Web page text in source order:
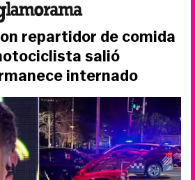
repartidor de comida
salió
internado